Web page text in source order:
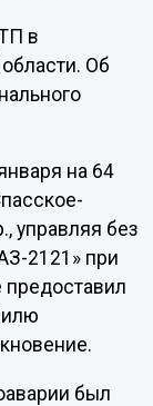
в
Об
на 64
управляя без
2121» при
предоставил
был